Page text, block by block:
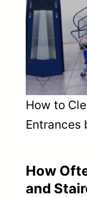
How to
Entrances
How
and